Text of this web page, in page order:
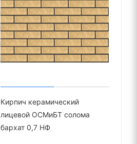
Кирпич керамический
лицевой ОСМиБТ солома
бархат 0,7 НФ